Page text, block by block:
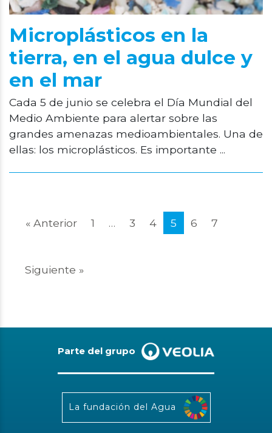
Microplásticos en la
tierra, en el agua dulce y
en el mar
Cada 5 de junio se celebra el Día Mundial del
Medio Ambiente para alertar sobre las
grandes amenazas medioambientales. Una de
ellas: los microplásticos. Es importante ...
« Anterior 1 … 3 4 5 6 7
Siguiente »
Parte del grupo
La fundación del Agua